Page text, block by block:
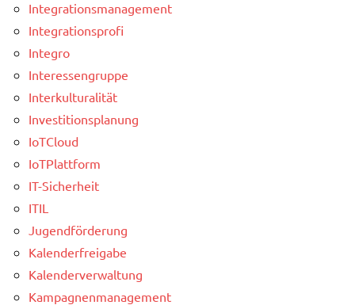
Integrationsmanagement
Integrationsprofi
Integro
Interessengruppe
Interkulturalität
Investitionsplanung
IoTCloud
IoTPlattform
IT-Sicherheit
ITIL
Jugendförderung
Kalenderfreigabe
Kalenderverwaltung
Kampagnenmanagement